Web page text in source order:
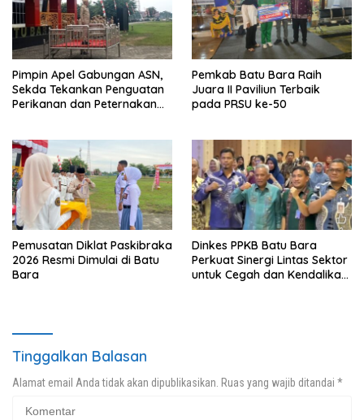
Pimpin Apel Gabungan ASN,
Sekda Tekankan Penguatan
Perikanan dan Peternakan
Pemkab Batu Bara Raih
Juara II Paviliun Terbaik
pada PRSU ke-50
Pemusatan Diklat Paskibraka
2026 Resmi Dimulai di Batu
Bara
Dinkes PPKB Batu Bara
Perkuat Sinergi Lintas Sektor
untuk Cegah dan Kendalikan
Tinggalkan Balasan
Alamat email Anda tidak akan dipublikasikan. Ruas yang wajib ditandai *